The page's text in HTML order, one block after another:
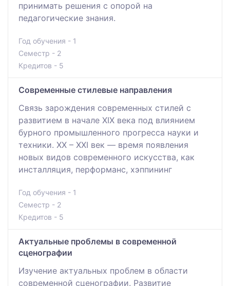
принимать решения с опорой на
педагогические знания.
Год обучения - 1
Семестр - 2
Кредитов - 5
Современные стилевые направления
Связь зарождения современных стилей с
развитием в начале XIХ века под влиянием
бурного промышленного прогресса науки и
техники. ХХ – ХХI век — время появления
новых видов современного искусства, как
инсталляция, перформанс, хэппининг
Год обучения - 1
Семестр - 2
Кредитов - 5
Актуальные проблемы в современной
сценографии
Изучение актуальных проблем в области
современной сценографии. Развитие